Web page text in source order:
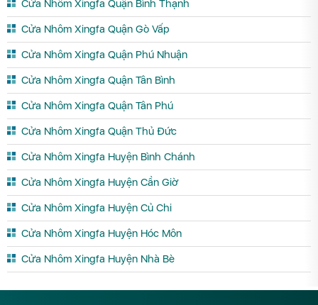
Cửa Nhôm Xingfa Quận Bình Thạnh
Cửa Nhôm Xingfa Quận Gò Vấp
Cửa Nhôm Xingfa Quận Phú Nhuận
Cửa Nhôm Xingfa Quận Tân Bình
Cửa Nhôm Xingfa Quận Tân Phú
Cửa Nhôm Xingfa Quận Thủ Đức
Cửa Nhôm Xingfa Huyện Bình Chánh
Cửa Nhôm Xingfa Huyện Cần Giờ
Cửa Nhôm Xingfa Huyện Củ Chi
Cửa Nhôm Xingfa Huyện Hóc Môn
Cửa Nhôm Xingfa Huyện Nhà Bè